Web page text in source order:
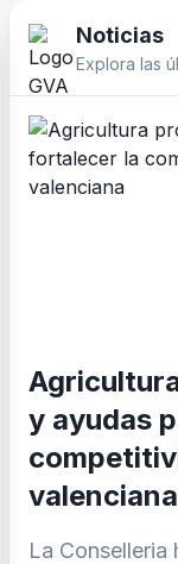
Noticias
Explora las
y ayudas
valenciana
La Conselleria